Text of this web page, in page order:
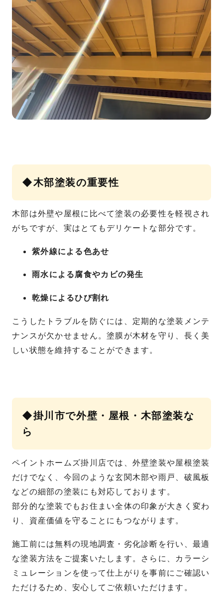
◆木部塗装の重要性
木部は外壁や屋根に比べて塗装の必要性を軽視され
がちですが、実はとてもデリケートな部分です。
紫外線による色あせ
雨水による腐食やカビの発生
乾燥によるひび割れ
こうしたトラブルを防ぐには、定期的な塗装メンテ
ナンスが欠かせません。塗膜が木材を守り、長く美
しい状態を維持することができます。
◆掛川市で外壁・屋根・木部塗装な
ら
ペイントホームズ掛川店では、外壁塗装や屋根塗装
だけでなく、今回のような玄関木部や雨戸、破風板
などの細部の塗装にも対応しております。
部分的な塗装でもお住まい全体の印象が大きく変わ
り、資産価値を守ることにもつながります。
施工前には無料の現地調査・劣化診断を行い、最適
な塗装方法をご提案いたします。さらに、カラーシ
ミュレーションを使って仕上がりを事前にご確認い
ただけるため、安心してご依頼いただけます。